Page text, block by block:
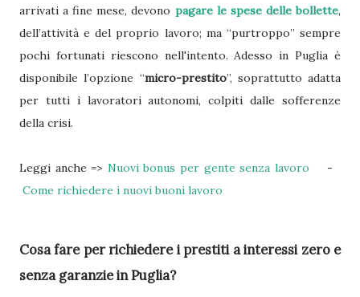
arrivati a fine mese, devono pagare le spese delle bollette,
dell’attività e del proprio lavoro; ma “purtroppo” sempre
pochi fortunati riescono nell'intento. Adesso in Puglia è
disponibile l’opzione “micro-prestito”, soprattutto adatta
per tutti i lavoratori autonomi, colpiti dalle sofferenze
della crisi.
Leggi anche => Nuovi bonus per gente senza lavoro -
Come richiedere i nuovi buoni lavoro
Cosa fare per richiedere i prestiti a interessi zero e
senza garanzie in Puglia?